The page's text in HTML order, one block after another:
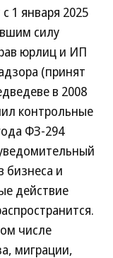
1 января 2025
силу
юрлиц и ИП
(принят
в 2008
контрольные
ФЗ-294
бизнеса и
действие
числе
миграции,